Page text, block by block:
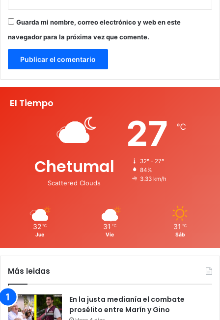
Guarda mi nombre, correo electrónico y web en este
navegador para la próxima vez que comente.
El Tiempo
Chetumal
Scattered Clouds
27 ℃
32º - 27º
84%
3.33 km/h
32 ℃
Jue
31 ℃
Vie
31 ℃
Sáb
Más leidas
En la justa medianía el combate
prosélito entre Marín y Gino